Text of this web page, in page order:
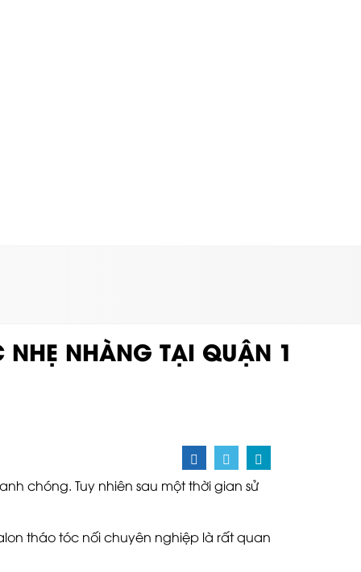
NHÀNG TẠI QUẬN 1
chóng. Tuy nhiên sau một thời gian sử
tháo tóc nối chuyên nghiệp là rất quan